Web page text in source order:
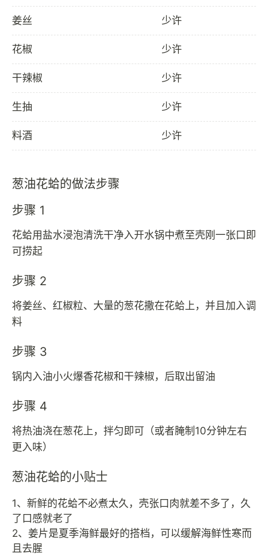
姜丝 少许
花椒 少许
干辣椒 少许
生抽 少许
料酒 少许
葱油花蛤的做法步骤
步骤 1
花蛤用盐水浸泡清洗干净入开水锅中煮至壳刚一张口即
可捞起
步骤 2
将姜丝、红椒粒、大量的葱花撒在花蛤上，并且加入调
料
步骤 3
锅内入油小火爆香花椒和干辣椒，后取出留油
步骤 4
将热油浇在葱花上，拌匀即可（或者腌制10分钟左右
更入味）
葱油花蛤的小贴士
1、新鲜的花蛤不必煮太久，壳张口肉就差不多了，久
了口感就老了
2、姜片是夏季海鲜最好的搭档，可以缓解海鲜性寒而
且去腥